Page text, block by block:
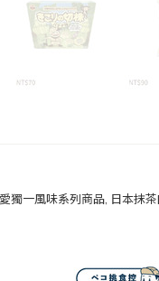
獨一風味系列商品, 日本抹